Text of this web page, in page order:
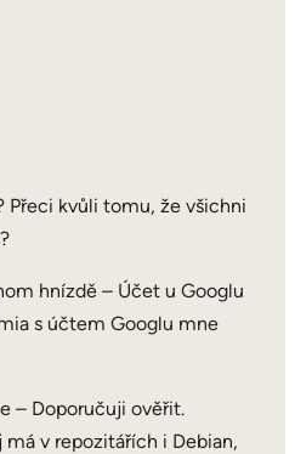
Přeci kvůli tomu, že všichni
hnízdě – Účet u Googlu
s účtem Googlu mne
– Doporučuji ověřit.
v repozitářích i Debian,